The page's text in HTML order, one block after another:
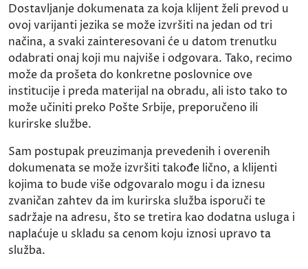
Dostavljanje dokumenata za koja klijent želi prevod u
ovoj varijanti jezika se može izvršiti na jedan od tri
načina, a svaki zainteresovani će u datom trenutku
odabrati onaj koji mu najviše i odgovara. Tako, recimo
može da prošeta do konkretne poslovnice ove
institucije i preda materijal na obradu, ali isto tako to
može učiniti preko Pošte Srbije, preporučeno ili
kurirske službe.
Sam postupak preuzimanja prevedenih i overenih
dokumenata se može izvršiti takođe lično, a klijenti
kojima to bude više odgovaralo mogu i da iznesu
zvaničan zahtev da im kurirska služba isporuči te
sadržaje na adresu, što se tretira kao dodatna usluga i
naplaćuje u skladu sa cenom koju iznosi upravo ta
služba.